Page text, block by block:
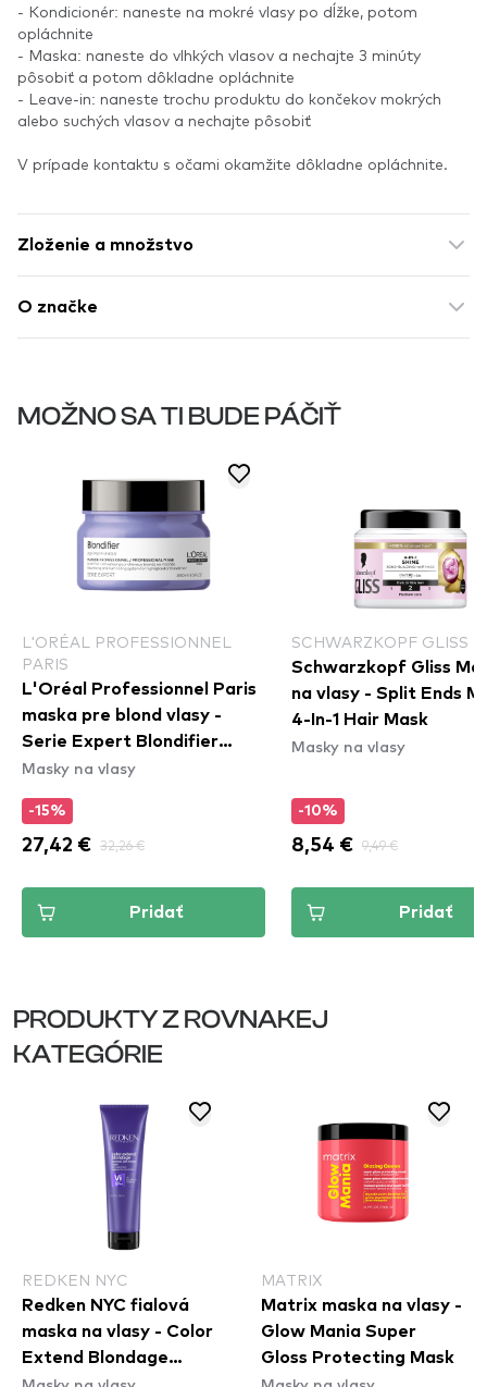
- Kondicionér: naneste na mokré vlasy po dĺžke, potom
opláchnite
- Maska: naneste do vlhkých vlasov a nechajte 3 minúty
pôsobiť a potom dôkladne opláchnite
- Leave-in: naneste trochu produktu do končekov mokrých
alebo suchých vlasov a nechajte pôsobiť
V prípade kontaktu s očami okamžite dôkladne opláchnite.
Zloženie a množstvo
O značke
MOŽNO SA TI BUDE PÁČIŤ
L'ORÉAL PROFESSIONNEL
PARIS
L'Oréal Professionnel Paris
maska pre blond vlasy -
Serie Expert Blondifier
Mask
Masky na vlasy
-15%
27,42 € 32,26 €
Pridať
SCHWARZKOPF GLISS
Schwarzkopf Gliss
na vlasy - Split Ends
4-In-1 Hair Mask
Masky na vlasy
-10%
8,54 € 9,49 €
Pridať
PRODUKTY Z ROVNAKEJ
KATEGÓRIE
REDKEN NYC
Redken NYC fialová
maska na vlasy - Color
Extend Blondage
MATRIX
Matrix maska na vlasy -
Glow Mania Super
Gloss Protecting Mask